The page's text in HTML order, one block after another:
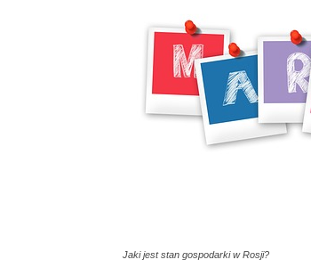
Jaki jest stan gospodarki w Rosji?